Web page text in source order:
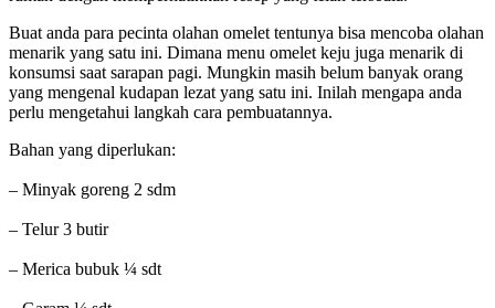
Buat anda para pecinta olahan omelet tentunya bisa mencoba olahan
menarik yang satu ini. Dimana menu omelet keju juga menarik di
konsumsi saat sarapan pagi. Mungkin masih belum banyak orang
yang mengenal kudapan lezat yang satu ini. Inilah mengapa anda
perlu mengetahui langkah cara pembuatannya.
Bahan yang diperlukan:
– Minyak goreng 2 sdm
– Telur 3 butir
– Merica bubuk ¼ sdt